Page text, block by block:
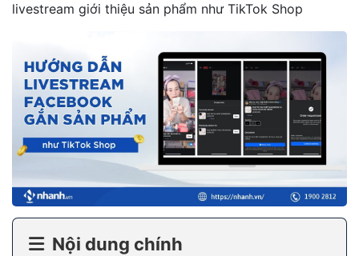
livestream giới thiệu sản phẩm như TikTok Shop
Nội dung chính